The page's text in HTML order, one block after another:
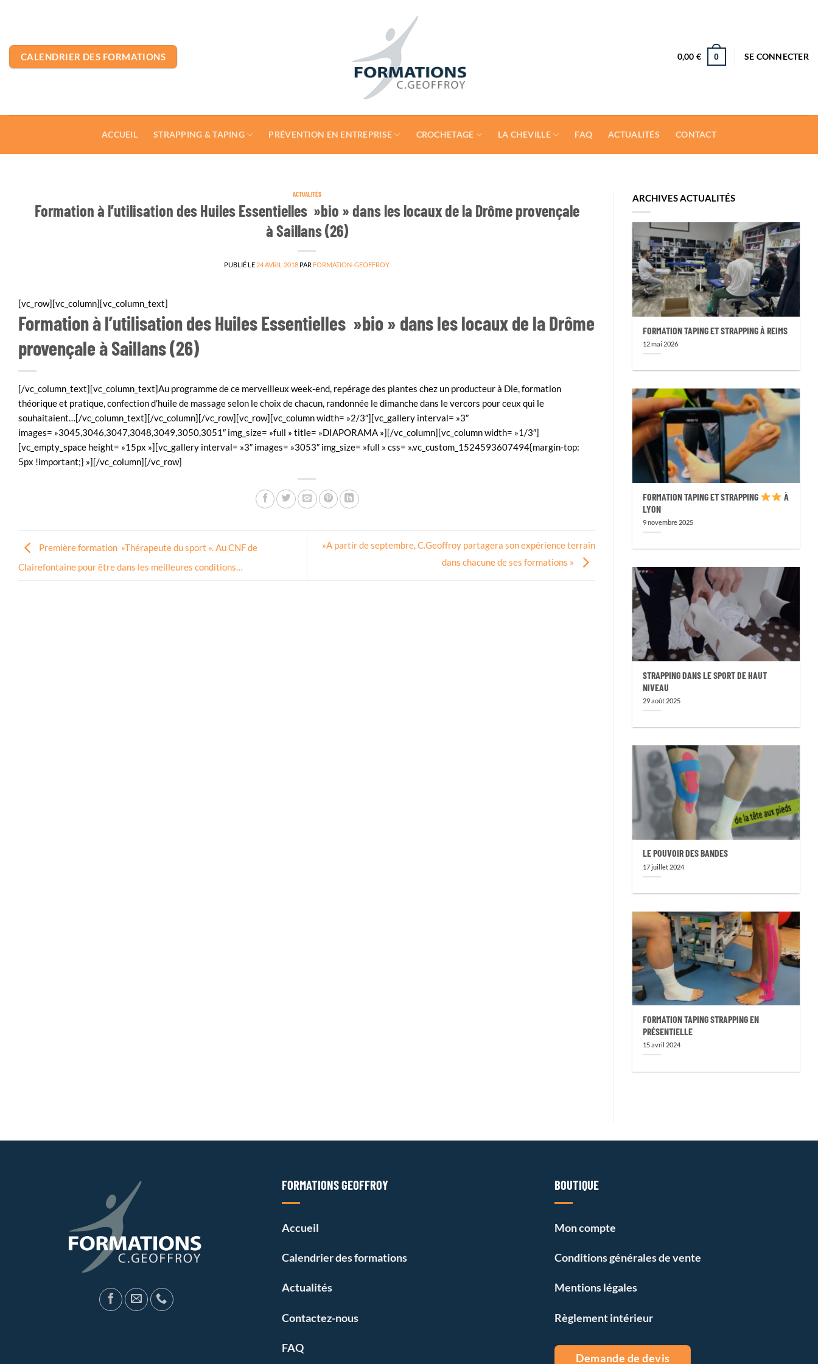
CALENDRIER DES FORMATIONS
0,00 € 0 SE CONNECTER
ACCUEIL STRAPPING & TAPING PRÉVENTION EN ENTREPRISE CROCHETAGE LA CHEVILLE FAQ ACTUALITÉS CONTACT
ACTUALITÉS
Formation à l’utilisation des Huiles Essentielles »bio » dans les locaux de la Drôme provençale
à Saillans (26)
PUBLIÉ LE 24 AVRIL 2018 PAR FORMATION-GEOFFROY
[vc_row][vc_column][vc_column_text]
Formation à l’utilisation des Huiles Essentielles »bio » dans les locaux de la Drôme
provençale à Saillans (26)
[/vc_column_text][vc_column_text]Au programme de ce merveilleux week-end, repérage des plantes chez un producteur à Die, formation
théorique et pratique, confection d’huile de massage selon le choix de chacun, randonnée le dimanche dans le vercors pour ceux qui le
souhaitaient…[/vc_column_text][/vc_column][/vc_row][vc_row][vc_column width= »2/3″][vc_gallery interval= »3″
images= »3045,3046,3047,3048,3049,3050,3051″ img_size= »full » title= »DIAPORAMA »][/vc_column][vc_column width= »1/3″]
[vc_empty_space height= »15px »][vc_gallery interval= »3″ images= »3053″ img_size= »full » css= ».vc_custom_1524593607494{margin-top:
5px !important;} »][/vc_column][/vc_row]
Première formation »Thérapeute du sport ». Au CNF de
Clairefontaine pour être dans les meilleures conditions…
»A partir de septembre, C.Geoffroy partagera son expérience terrain
dans chacune de ses formations »
ARCHIVES ACTUALITÉS
FORMATION TAPING ET STRAPPING À REIMS
12 mai 2026
FORMATION TAPING ET STRAPPING
À
LYON
9 novembre 2025
STRAPPING DANS LE SPORT DE HAUT
NIVEAU
29 août 2025
LE POUVOIR DES BANDES
17 juillet 2024
FORMATION TAPING STRAPPING EN
PRÉSENTIELLE
15 avril 2024
FORMATIONS GEOFFROY
Accueil
Calendrier des formations
Actualités
Contactez-nous
FAQ
BOUTIQUE
Mon compte
Conditions générales de vente
Mentions légales
Règlement intérieur
Demande de devis